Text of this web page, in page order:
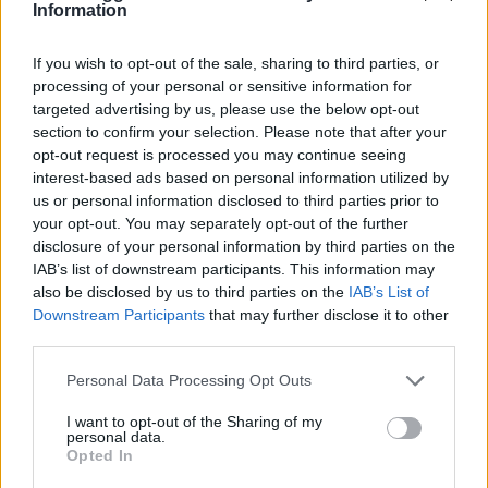
Information
If you wish to opt-out of the sale, sharing to third parties, or
processing of your personal or sensitive information for
targeted advertising by us, please use the below opt-out
section to confirm your selection. Please note that after your
opt-out request is processed you may continue seeing
interest-based ads based on personal information utilized by
us or personal information disclosed to third parties prior to
your opt-out. You may separately opt-out of the further
disclosure of your personal information by third parties on the
IAB’s list of downstream participants. This information may
also be disclosed by us to third parties on the IAB’s List of
Downstream Participants that may further disclose it to other
Please note that this website/app uses one or more Google
not limited to your visit or usage behaviour. You may click to
grant or deny consent to Google and its third-party tags to
use your data for below specified purposes in below Google
Personal Data Processing Opt Outs
I want to opt-out of the Sharing of my
personal data.
Opted In
partecipazione per il suo racconto
Calangianus, allarme sul centro accoglienza
minori, Albieri: “Episodi gravissimi”
Gallura, finti clienti svuotano le suite: furto da
50mila nel resort
Meteo Olbia 7 agosto, sole e caldo tornano
protagonisti
fine agosto